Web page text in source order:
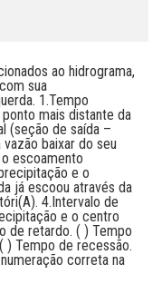
ao hidrograma,
sua
1.Tempo
mais distante da
(seção de saída –
baixar do seu
escoamento
e o
já escoou através da
4.Intervalo de
e o centro
de retardo. ( ) Tempo
) Tempo de recessão.
correta na